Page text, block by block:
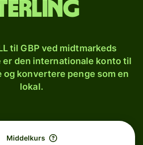
til GBP ved midtmarkeds
er den internationale konto til
og konvertere penge som en
lokal.
Middelkurs